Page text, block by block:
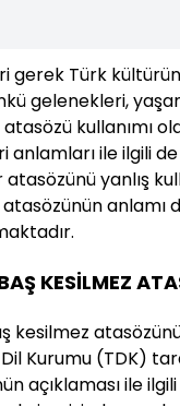
gerek Türk
gelenekleri,
kullanımı
anlamları ile ilgili
atasözünü yanlış
KESİLMEZ
kesilmez
Kurumu (TDK)
açıklaması ile